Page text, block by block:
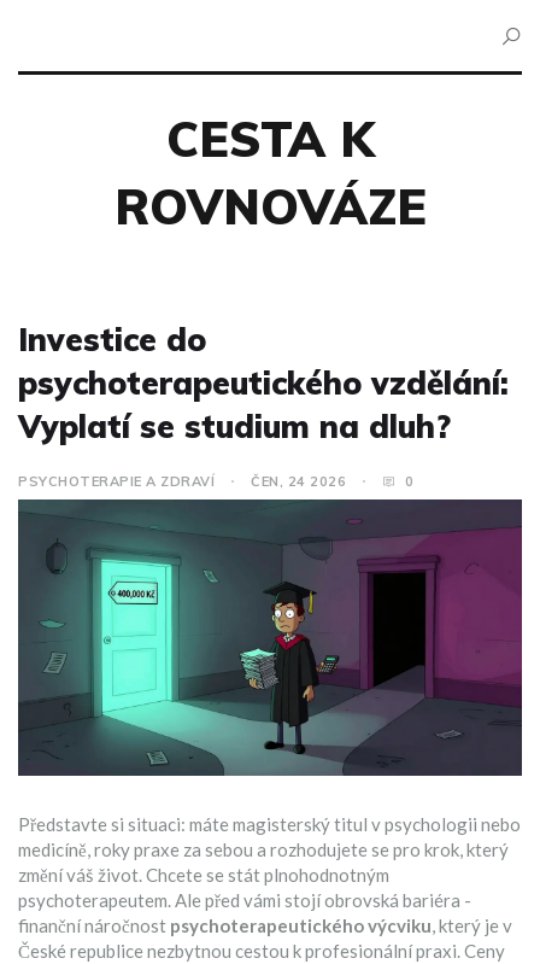
CESTA K
ROVNOVÁZE
Investice do
psychoterapeutického vzdělání:
Vyplatí se studium na dluh?
PSYCHOTERAPIE A ZDRAVÍ ČEN, 24 2026 0
Představte si situaci: máte magisterský titul v psychologii nebo
medicíně, roky praxe za sebou a rozhodujete se pro krok, který
změní váš život. Chcete se stát plnohodnotným
psychoterapeutem. Ale před vámi stojí obrovská bariéra -
finanční náročnost psychoterapeutického výcviku, který je v
České republice nezbytnou cestou k profesionální praxi.Ceny